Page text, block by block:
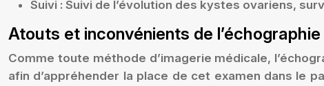
Suivi : Suivi de l’évolution des kystes ovariens,
Atouts et inconvénients de l’échographie
Comme toute méthode d’imagerie médicale,
afin d’appréhender la place de cet examen dans le